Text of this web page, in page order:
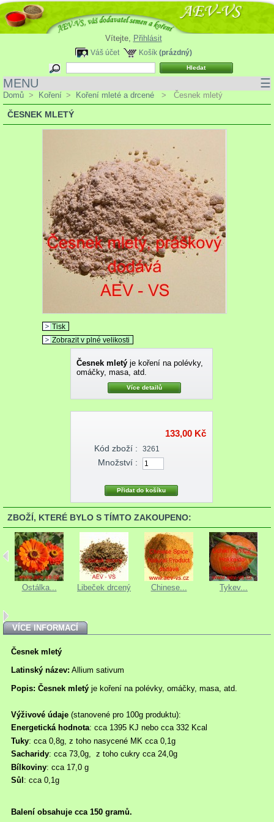
Vítejte, Přihlásit
Košík (prázdný)
Váš účet
MENU ☰
Domů > Koření > Koření mleté a drcené > Česnek mletý
ČESNEK MLETÝ
Tisk
Zobrazit v plné velikosti
Česnek mletýje koření na polévky,
omáčky, masa, atd.
Více detailů
133,00 Kč
Kód zboží : 3261
Množství :
ZBOŽÍ, KTERÉ BYLO S TÍMTO ZAKOUPENO:
Ostálka... Libeček drcený Chinese... Tykev...
VÍCE INFORMACÍ
Česnek mletý
Latinský název: Allium sativum
Popis: Česnek mletý je koření na polévky, omáčky, masa, atd.
Výživové údaje (stanovené pro 100g produktu):
Energetická hodnota: cca 1395 KJ nebo cca 332 Kcal
Tuky: cca 0,8g, z toho nasycené MK cca 0,1g
Sacharidy: cca 73,0g, z toho cukry cca 24,0g
Bílkoviny: cca 17,0 g
Sůl : cca 0,1g
Balení obsahuje cca 150 gramů.